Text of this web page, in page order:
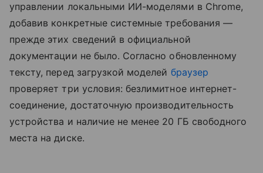
управлении локальными ИИ-моделями в Chrome,
добавив конкретные системные требования —
прежде этих сведений в официальной
документации не было. Согласно обновленному
тексту, перед загрузкой моделей браузер
проверяет три условия: безлимитное интернет-
соединение, достаточную производительность
устройства и наличие не менее 20 ГБ свободного
места на диске.